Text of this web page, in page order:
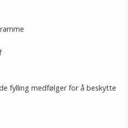
fylling medfølger for å beskytte